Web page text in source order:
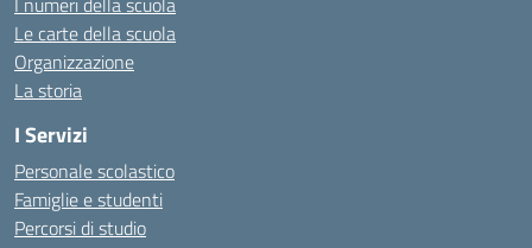
Le carte della scuola
Organizzazione
La storia
I Servizi
Personale scolastico
Famiglie e studenti
Percorsi di studio